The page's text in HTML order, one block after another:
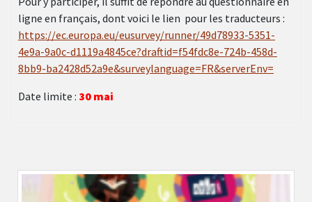
ligne en français, dont voici le lien pour les traducteurs :
https://ec.europa.eu/eusurvey/runner/49d78933-5351-
4e9a-9a0c-d1119a4845ce?draftid=f54fdc8e-724b-458d-
8bb9-ba2428d52a9e&surveylanguage=FR&serverEnv=
Date limite : 30 mai